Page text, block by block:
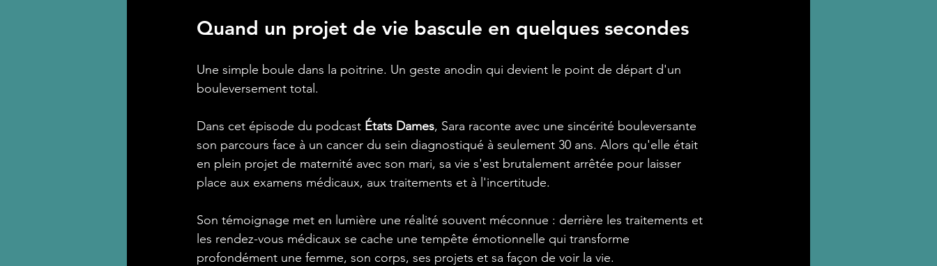
Quand un projet de vie bascule en quelques secondes
Une simple boule dans la poitrine. Un geste anodin qui devient le point de départ d'un
bouleversement total.
Dans cet épisode du podcast États Dames, Sara raconte avec une sincérité bouleversante
son parcours face à un cancer du sein diagnostiqué à seulement 30 ans. Alors qu'elle était
en plein projet de maternité avec son mari, sa vie s'est brutalement arrêtée pour laisser
place aux examens médicaux, aux traitements et à l'incertitude.
Son témoignage met en lumière une réalité souvent méconnue : derrière les traitements et
les rendez-vous médicaux se cache une tempête émotionnelle qui transforme
profondément une femme, son corps, ses projets et sa façon de voir la vie.